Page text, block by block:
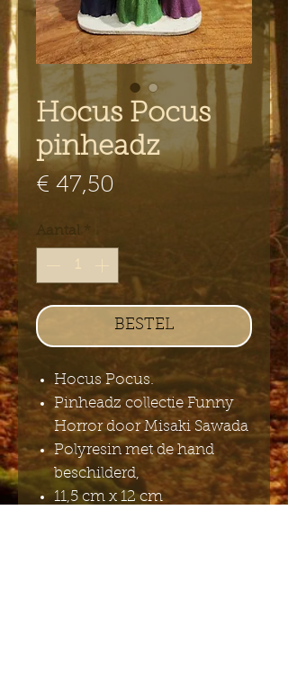
Hocus Pocus
pinheadz
€ 47,50
Aantal *
BESTEL
Hocus Pocus.
Pinheadz collectie Funny
Horror door Misaki Sawada
Polyresin met de hand
beschilderd,
11,5 cm x 12 cm